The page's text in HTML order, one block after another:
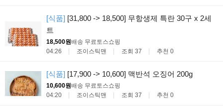
[식품] [31,800 -> 18,500] 무항생제 특란 30구 x 2세
트
18,500원배송 무료토스쇼핑
04:26
조이스틱맨 조회 37 추천 0
[식품] [17,900 -> 10,600] 맥반석 오징어 200g
10,600원배송 무료토스쇼핑
04:20
조이스틱맨 조회 37 추천 0